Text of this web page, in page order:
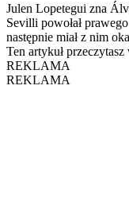
Julen Lopetegui zna
Sevilli powołał
następnie miał z nim
Ten artykuł przeczytasz
REKLAMA
REKLAMA